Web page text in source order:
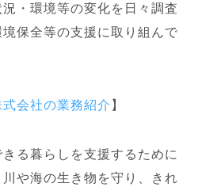
・環境等の変化を日々調査
保全等の支援に取り組んで
会社の業務紹介 】
る暮らしを支援するために
や海の生き物を守り、きれ